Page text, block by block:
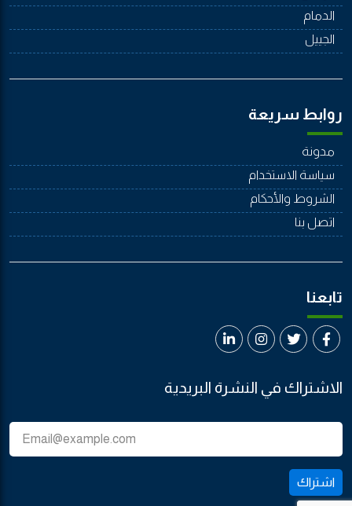
الدمام
الجييل
روابط سريعة
مدونة
سياسة الاستخدام
الشروط والأحكام
اتصل بنا
تابعنا
الاشتراك في النشرة البريدية
اشتراك